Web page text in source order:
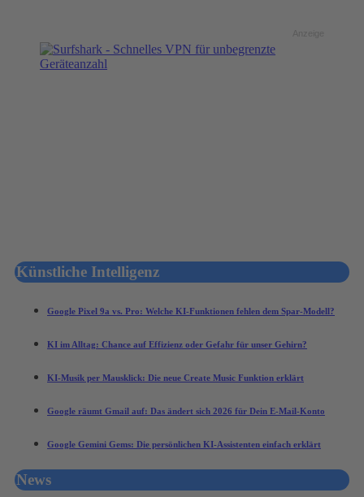
Künstliche Intelligenz
Google Pixel 9a vs. Pro: Welche KI-Funktionen fehlen dem Spar-Modell?
KI im Alltag: Chance auf Effizienz oder Gefahr für unser Gehirn?
KI-Musik per Mausklick: Die neue Create Music Funktion erklärt
Google räumt Gmail auf: Das ändert sich 2026 für Dein E-Mail-Konto
Google Gemini Gems: Die persönlichen KI-Assistenten einfach erklärt
News